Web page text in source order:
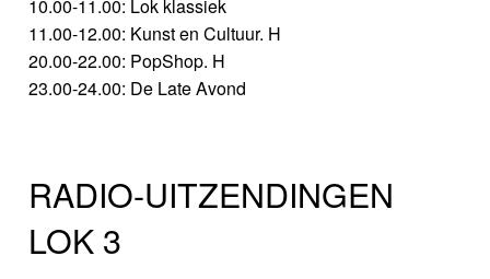
10.00-11.00: Lok klassiek
11.00-12.00: Kunst en Cultuur. H
20.00-22.00: PopShop. H
23.00-24.00: De Late Avond
RADIO-UITZENDINGEN
LOK 3